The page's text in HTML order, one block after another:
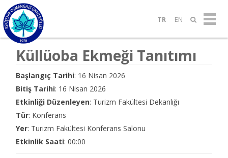
TR EN
Küllüoba Ekmeği Tanıtımı
Başlangıç Tarihi: 16 Nisan 2026
Bitiş Tarihi: 16 Nisan 2026
Etkinliği Düzenleyen: Turizm Fakültesi Dekanlığı
Tür: Konferans
Yer: Turizm Fakültesi Konferans Salonu
Etkinlik Saati: 00:00